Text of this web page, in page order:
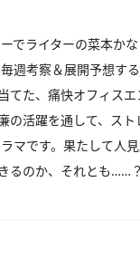
でライターの菜本か
週考察＆展開予想す
てた、痛快オフィスエ
の活躍を通して、ス
マです。果たして人
るのか、それとも……？